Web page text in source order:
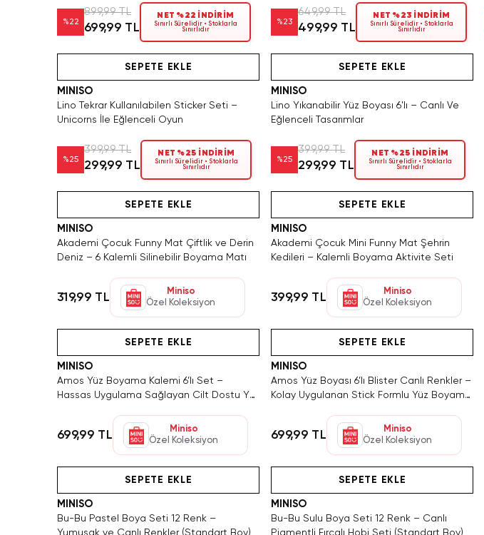
%22
899,99 TL
699,99 TL
NET %22 İNDİRİM
Sınırlı Sürelidir • Stoklarla
Sınırlıdır
%23
649,99 TL
499,99 TL
NET %23 İNDİRİM
Sınırlı Sürelidir • Stoklarla
Sınırlıdır
SEPETE EKLE
MINISO
Lino Tekrar Kullanılabilen Sticker Seti –
Unicorns İle Eğlenceli Oyun
%25
399,99 TL
299,99 TL
NET %25 İNDİRİM
Sınırlı Sürelidir • Stoklarla
Sınırlıdır
SEPETE EKLE
MINISO
Lino Yıkanabilir Yüz Boyası 6'lı – Canlı Ve
Eğlenceli Tasarımlar
%25
399,99 TL
299,99 TL
NET %25 İNDİRİM
Sınırlı Sürelidir • Stoklarla
Sınırlıdır
SEPETE EKLE
MINISO
Akademi Çocuk Funny Mat Çiftlik ve Derin
Deniz – 6 Kalemli Silinebilir Boyama Matı
319,99 TL
Miniso
Özel Koleksiyon
SEPETE EKLE
MINISO
Akademi Çocuk Mini Funny Mat Şehrin
Kedileri – Kalemli Boyama Aktivite Seti
399,99 TL
Miniso
Özel Koleksiyon
SEPETE EKLE
MINISO
Amos Yüz Boyama Kalemi 6’lı Set –
Hassas Uygulama Sağlayan Cilt Dostu Yüz
699,99 TL
Miniso
Özel Koleksiyon
SEPETE EKLE
MINISO
Amos Yüz Boyası 6’lı Blister Canlı Renkler –
Kolay Uygulanan Stick Formlu Yüz Boyama
699,99 TL
Miniso
Özel Koleksiyon
SEPETE EKLE
MINISO
Bu-Bu Pastel Boya Seti 12 Renk –
Yumuşak ve Canlı Renkler (Standart Boy)
SEPETE EKLE
MINISO
Bu-Bu Sulu Boya Seti 12 Renk – Canlı
Pigmentli Fırçalı Hobi Seti (Standart Boy)